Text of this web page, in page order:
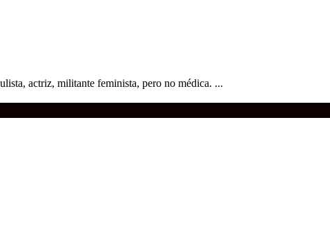
actriz, militante feminista, pero no médica. ...